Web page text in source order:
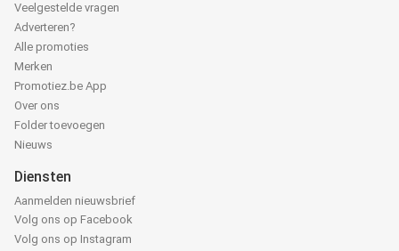
Veelgestelde vragen
Adverteren?
Alle promoties
Merken
Promotiez.be App
Over ons
Folder toevoegen
Nieuws
Diensten
Aanmelden nieuwsbrief
Volg ons op Facebook
Volg ons op Instagram